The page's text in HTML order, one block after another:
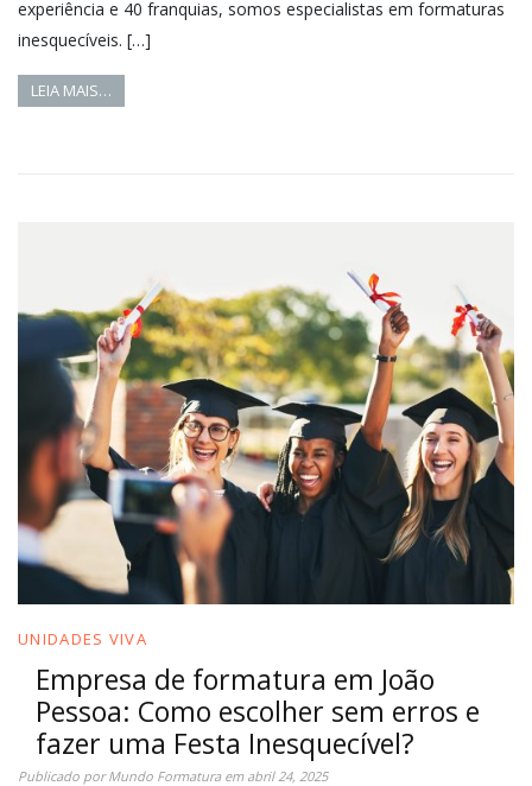
experiência e 40 franquias, somos especialistas em formaturas
inesquecíveis. […]
LEIA MAIS…
UNIDADES VIVA
Empresa de formatura em João
Pessoa: Como escolher sem erros e
fazer uma Festa Inesquecível?
Publicado porMundo Formaturaem abril 24, 2025